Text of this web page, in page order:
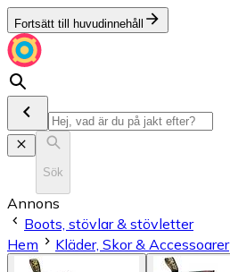
Fortsätt till huvudinnehåll
Sök
Annons
Boots, stövlar & stövletter
Hem
Kläder, Skor & Accessoarer